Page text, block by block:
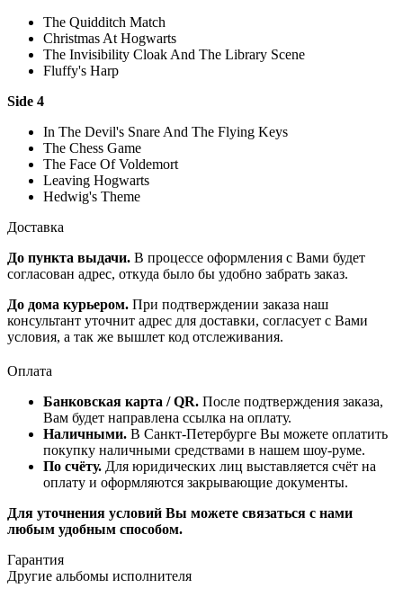
The Quidditch Match
Christmas At Hogwarts
The Invisibility Cloak And The Library Scene
Fluffy's Harp
Side 4
In The Devil's Snare And The Flying Keys
The Chess Game
The Face Of Voldemort
Leaving Hogwarts
Hedwig's Theme
Доставка
До пункта выдачи. В процессе оформления с Вами будет
согласован адрес, откуда было бы удобно забрать заказ.
До дома курьером. При подтверждении заказа наш
консультант уточнит адрес для доставки, согласует с Вами
условия, а так же вышлет код отслеживания.
Оплата
Банковская карта / QR. После подтверждения заказа,
Вам будет направлена ссылка на оплату.
Наличными. В Санкт-Петербурге Вы можете оплатить
покупку наличными средствами в нашем шоу-руме.
По счёту. Для юридических лиц выставляется счёт на
оплату и оформляются закрывающие документы.
Для уточнения условий Вы можете связаться с нами
любым удобным способом.
Гарантия
Другие альбомы исполнителя